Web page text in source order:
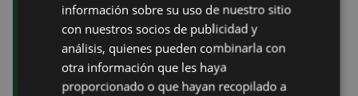
información sobre su uso de nuestro sitio
con nuestros socios de publicidad y
análisis, quienes pueden combinarla con
otra información que les haya
proporcionado o que hayan recopilado a